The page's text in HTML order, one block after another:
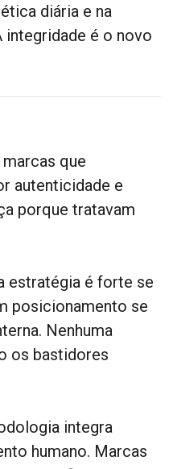
diária e na
é o novo
que
autenticidade e
porque tratavam
estratégia é forte se
posicionamento se
Nenhuma
os bastidores
integra
humano. Marcas